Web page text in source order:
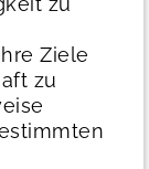
Ziele
zu